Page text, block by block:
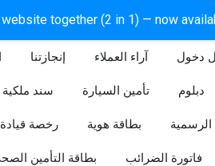
together (2 in 1) — now
إنجازتنا آراء العملاء
سند ملكية تأمين السيارة دبلوم
رخصة قيادة بطاقة هوية الرسمية
بطاقة التأمين فاتورة الضرائب